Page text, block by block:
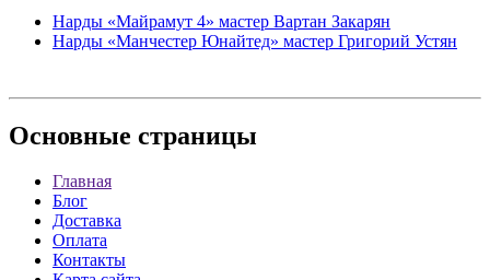
Нарды «Майрамут 4» мастер Вартан Закарян
Нарды «Манчестер Юнайтед» мастер Григорий Устян
Основные страницы
Главная
Блог
Доставка
Оплата
Контакты